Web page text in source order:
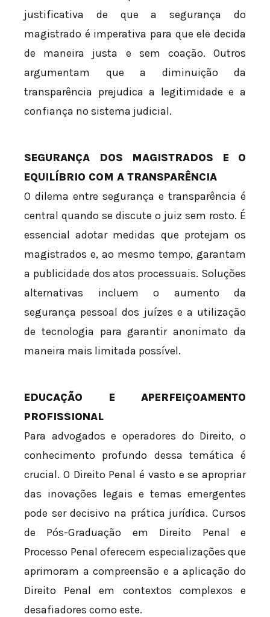
justificativa de que a segurança do
magistrado é imperativa para que ele decida
de maneira justa e sem coação. Outros
argumentam que a diminuição da
transparência prejudica a legitimidade e a
confiança no sistema judicial.
SEGURANÇA DOS MAGISTRADOS E O
EQUILÍBRIO COM A TRANSPARÊNCIA
O dilema entre segurança e transparência é
central quando se discute o juiz sem rosto. É
essencial adotar medidas que protejam os
magistrados e, ao mesmo tempo, garantam
a publicidade dos atos processuais. Soluções
alternativas incluem o aumento da
segurança pessoal dos juízes e a utilização
de tecnologia para garantir anonimato da
maneira mais limitada possível.
EDUCAÇÃO E APERFEIÇOAMENTO
PROFISSIONAL
Para advogados e operadores do Direito, o
conhecimento profundo dessa temática é
crucial. O Direito Penal é vasto e se apropriar
das inovações legais e temas emergentes
pode ser decisivo na prática jurídica. Cursos
de Pós-Graduação em Direito Penal e
Processo Penal oferecem especializações que
aprimoram a compreensão e a aplicação do
Direito Penal em contextos complexos e
desafiadores como este.